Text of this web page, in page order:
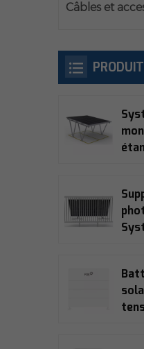
Câbles et